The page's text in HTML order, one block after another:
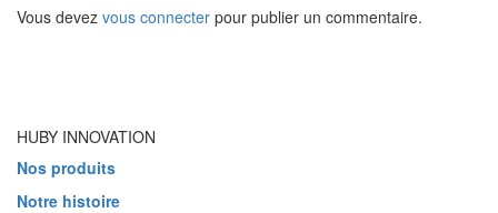
Vous devez vous connecter pour publier un commentaire.
HUBY INNOVATION
Nos produits
Notre histoire